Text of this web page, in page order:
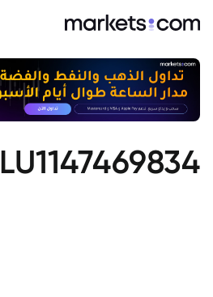
LU1147469834